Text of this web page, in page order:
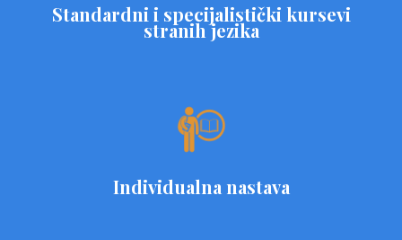
Standardni i specijalistički kursevi
stranih jezika
Individualna nastava